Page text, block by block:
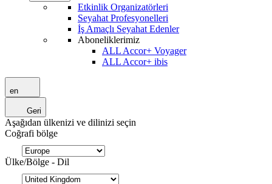
Etkinlik Organizatörleri
Seyahat Profesyonelleri
İş Amaçlı Seyahat Edenler
Aboneliklerimiz
ALL Accor+ Voyager
ALL Accor+ ibis
en
Geri
Aşağıdan ülkenizi ve dilinizi seçin
Coğrafi bölge
Ülke/Bölge - Dil